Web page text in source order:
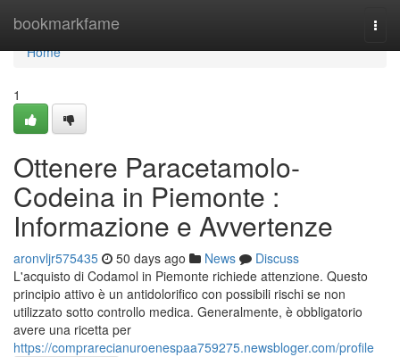
bookmarkfame
Home
Home
1
Ottenere Paracetamolo-
Codeina in Piemonte :
Informazione e Avvertenze
aronvljr575435 50 days ago News
Discuss
L'acquisto di Codamol in Piemonte richiede attenzione. Questo
principio attivo è un antidolorifico con possibili rischi se non
utilizzato sotto controllo medica. Generalmente, è obbligatorio
avere una ricetta per
https://comprarecianuroenespaa759275.newsbloger.com/profile